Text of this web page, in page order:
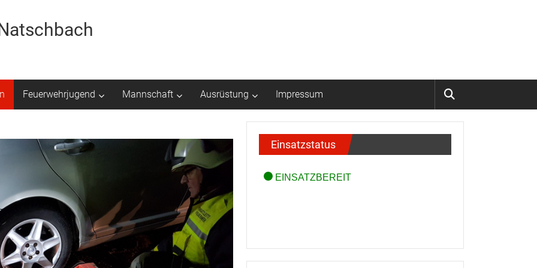
Feuerwehrjugend Mannschaft Ausrüstung Impressum
Einsatzstatus